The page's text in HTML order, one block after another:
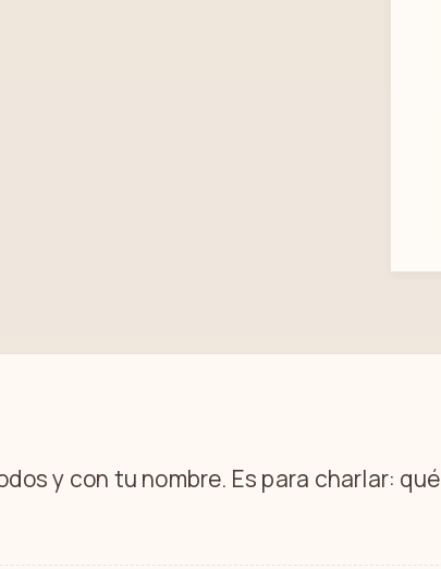
y con tu nombre. Es para charlar: